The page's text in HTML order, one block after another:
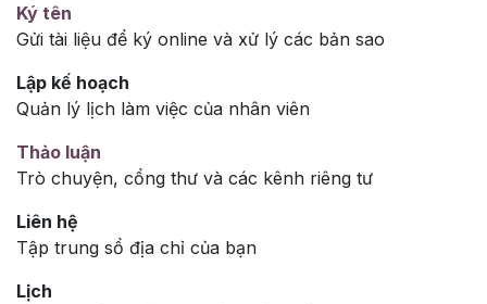
Ký tên
Gửi tài liệu để ký online và xử lý các bản sao
Lập kế hoạch
Quản lý lịch làm việc của nhân viên
Thảo luận
Trò chuyện, cổng thư và các kênh riêng tư
Liên hệ
Tập trung sổ địa chỉ của bạn
Lịch